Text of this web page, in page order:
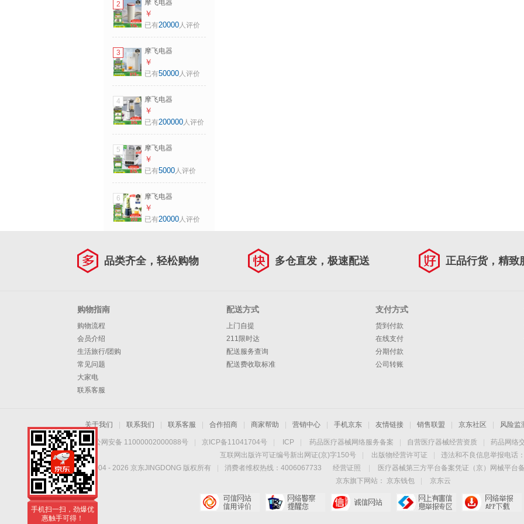
速风冷冲奶泡奶机
MR5602 1.2L 椰奶
白
2
摩飞电器
（Morphyrichards）
电热水壶便携式烧
杯密封调温
MR6060 0.3L 椰奶
白
￥
已有20000人评价
3
摩飞电器
（Morphyrichards）
饮水机多段控温烧
量定温泡奶机全不
锈钢管道0残水
MR5300A 2L 【新
升级全不锈钢管
道】MR5300A
￥
已有50000人评价
4
摩飞电器
（Morphyrichards）
柔音破壁机家用豆
榨汁机十重降噪自
动清洗定时预约细
腻免滤 MR8201A
椰奶白
￥
已有200000人评价
5
摩飞电器
（Morphyrichards）
多功能电蒸锅炖蒸
用双层大容量速蒸
锅预约保温
MR1178 14L 【喷
￥
已有5000人评价
6
摩飞电器
（Morphyrichards）
摩飞果蔬榨汁机便
600ML大容量榨汁
￥
已有20000人评价
品类齐全，轻松购物 多仓直发，极速配送 正品行货，精致
购物指南
购物流程
会员介绍
生活旅行/团购
常见问题
大家电
联系客服
配送方式
上门自提
211限时达
配送服务查询
配送费收取标准
支付方式
货到付款
在线支付
分期付款
公司转账
关于我们 联系我们 联系客服 合作招商 商家帮助 营销中心 手机京东 友情链接 销售联盟 京东社区 风险监
京公网安备 11000002000088号 京ICP备11041704号 ICP 药品医疗器械网络服务备案 自营医疗器械经营资质 药品网络
互联网出版许可证编号新出网证(京)字150号
出版物经营许可证
违法和不良信息举报电话
Copyright © 2004 - 2026 京东JINGDONG 版权所有 消费者维权热线：4006067733 经营证照 医疗器械第三方平台备案凭证（京）网械平台
京东旗下网站：
京东钱包
京东云
手机扫一扫，劲爆优
惠触手可得！
手机扫一扫，劲爆优
惠触手可得！